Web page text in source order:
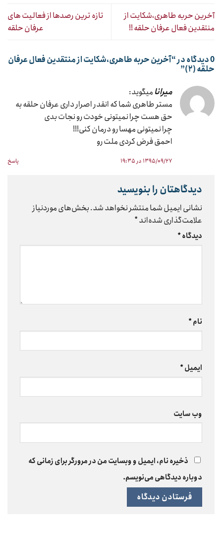
آخرین حربه طاهری،شکایت از
منتقدین فعال عرفان حلقه !!
تازه ترین رصدها از فعالیت های
عرفان حلقه
0 دیدگاه در “ آخرین حربه طاهری،شکایت از منتقدین فعال عرفان
حلقه (۲)
”
میرانا میگوید:
مستر طاهری شما که انقدر اصرار داری عرفان حلقه به
حق هست چرا نمیتونی خودت رو نجات بدی
چرا نمیتونی مهسا رو درمان کنی!!!
احمق فرض کردی ملت رو
۱۳۹۵/۰۹/۲۷ در ۱۹:۳۵ پاسخ
دیدگاهتان را بنویسید
نشانی ایمیل شما منتشر نخواهد شد.بخش‌های موردنیاز
علامت‌گذاری شده‌اند*
دیدگاه*
نام*
ایمیل*
وب‌ سایت
ذخیره نام، ایمیل و وبسایت من در مرورگر برای زمانی که
دوباره دیدگاهی می‌نویسم.